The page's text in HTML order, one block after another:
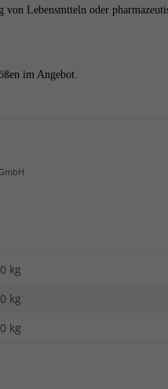
Lebensmtteln oder
im Angebot.
kg
kg
kg